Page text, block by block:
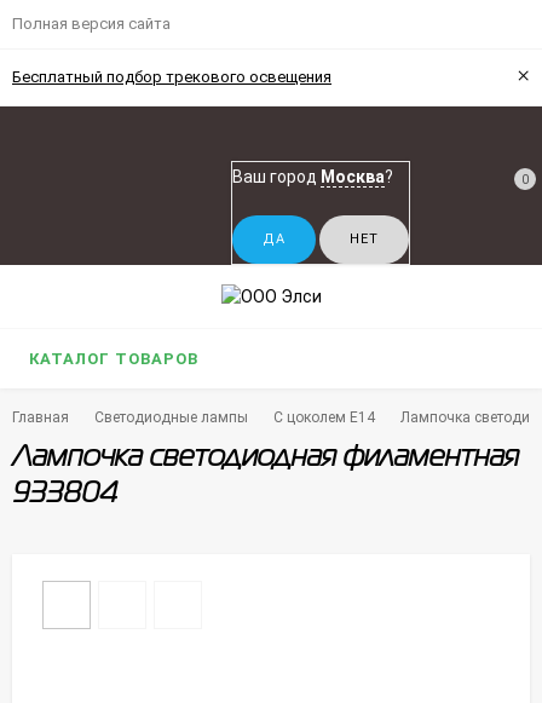
Полная версия сайта
Бесплатный подбор трекового освещения ×
Ваш город Москва? 0
КАТАЛОГ ТОВАРОВ
Главная Светодиодные лампы С цоколем E14 Лампочка
Лампочка светодиодная филаментная
933804